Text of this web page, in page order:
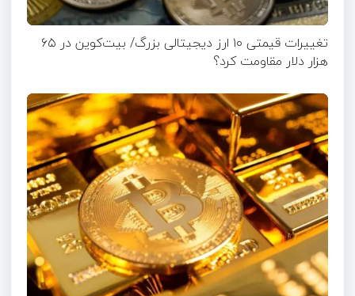
تغییرات قیمتی ۱۰ ارز دیجیتالی بزرگ/ بیت‌کوین در ۶۵
هزار دلار مقاومت کرد؟